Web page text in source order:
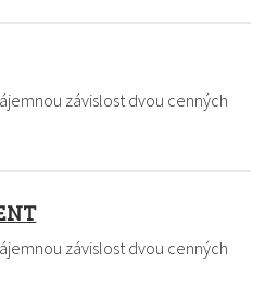
závislost dvou cenných
závislost dvou cenných